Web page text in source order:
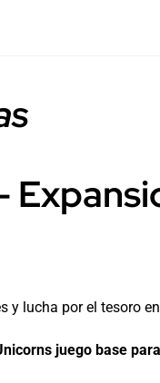
lucha por el tesoro
juego base